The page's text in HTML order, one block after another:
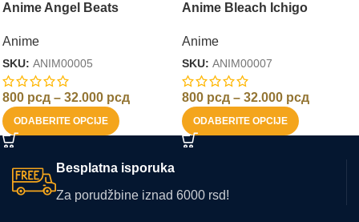
Anime Angel Beats
Anime
SKU: ANIM00005
800 рсд – 32.000 рсд
ODABERITE OPCIJE
Anime Bleach Ichigo
Anime
SKU: ANIM00007
800 рсд – 32.000 рсд
ODABERITE OPCIJE
Besplatna isporuka
Za porudžbine iznad 6000 rsd!